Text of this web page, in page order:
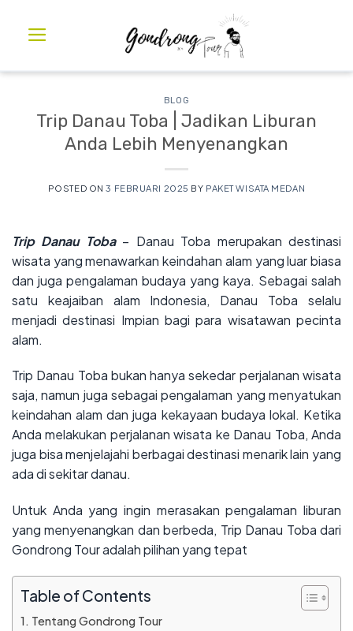
BLOG
Trip Danau Toba | Jadikan Liburan
Anda Lebih Menyenangkan
POSTED ON3 FEBRUARI 2025 BY PAKET WISATA MEDAN
Trip Danau Toba– Danau Toba merupakan destinasi
wisata yang menawarkan keindahan alam yang luar biasa
dan juga pengalaman budaya yang kaya. Sebagai salah
satu keajaiban alam Indonesia, Danau Toba selalu
menjadi destinasi Impian bagi para wisatawan pecinta
alam.
Trip Danau Toba bukan hanya sekedar perjalanan wisata
saja, namun juga sebagai pengalaman yang menyatukan
keindahan alam dan juga kekayaan budaya lokal. Ketika
Anda melakukan perjalanan wisata ke Danau Toba, Anda
juga bisa menjelajahi berbagai destinasi menarik lain yang
ada di sekitar danau.
Untuk Anda yang ingin merasakan pengalaman liburan
yang menyenangkan dan berbeda, Trip Danau Toba dari
Gondrong Tour adalah pilihan yang tepat
Table of Contents
Tentang Gondrong Tour